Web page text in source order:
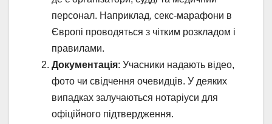
персонал. Наприклад, секс-марафони в
Європі проводяться з чітким розкладом і
правилами.
Документація: Учасники надають відео,
фото чи свідчення очевидців. У деяких
випадках залучаються нотаріуси для
офіційного підтвердження.